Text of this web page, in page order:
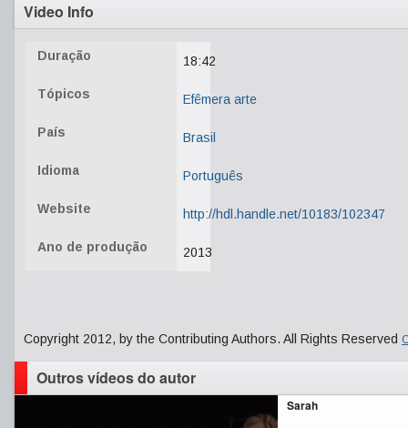
Video Info
Duração 18:42
Tópicos Efêmera arte
País Brasil
Idioma Português
Website http://hdl.handle.net/10183/102347
Ano de produção 2013
Copyright 2012, by the Contributing Authors. All Rights Reserved
Outros vídeos do autor
Sarah